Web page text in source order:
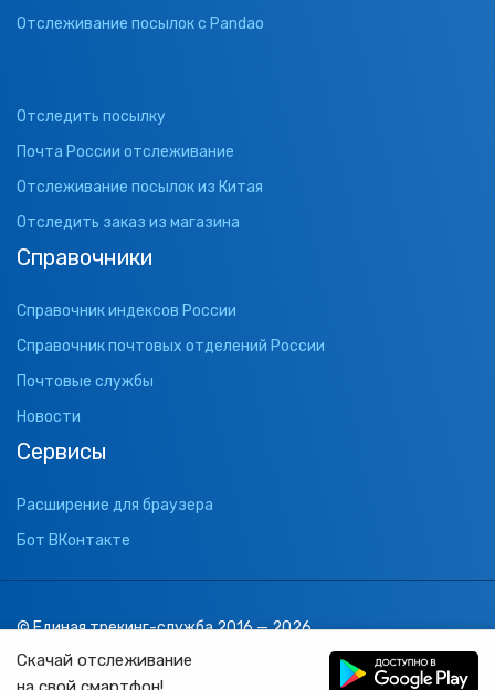
Скачай отслеживание
Отслеживание посылок с Pandao
Отследить посылку
Почта России отслеживание
Отслеживание посылок из Китая
Отследить заказ из магазина
Справочники
Справочник индексов России
Справочник почтовых отделений России
Почтовые службы
Новости
Сервисы
Расширение для браузера
Бот ВКонтакте
© Единая трекинг-служба 2016 — 2026
support@1track.ru
1track.ru